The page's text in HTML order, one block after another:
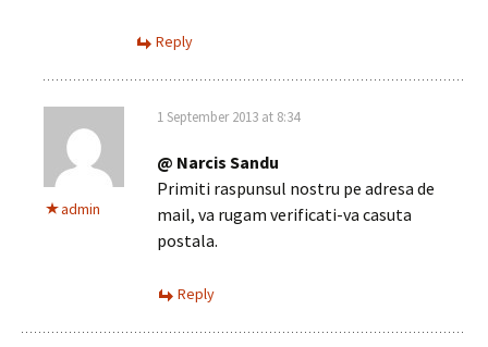
Reply
admin
1 September 2013 at 8:34
@ Narcis Sandu
Primiti raspunsul nostru pe adresa de
mail, va rugam verificati-va casuta
postala.
Reply